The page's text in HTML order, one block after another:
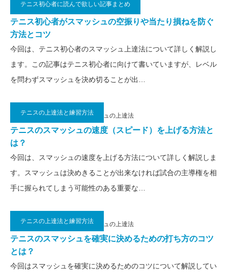
テニス初心者に読んで欲しい記事まとめ
2019.03.18 テニスのスマッシュの上達法
テニス初心者がスマッシュの空振りや当たり損ねを防ぐ
方法とコツ
今回は、テニス初心者のスマッシュ上達法について詳しく解説し
ます。この記事はテニス初心者に向けて書いていますが、レベル
を問わずスマッシュを決め切ることが出…
テニスの上達法と練習方法
2019.02.26 テニスのスマッシュの上達法
テニスのスマッシュの速度（スピード）を上げる方法と
は？
今回は、スマッシュの速度を上げる方法について詳しく解説しま
す。スマッシュは決めきることが出来なければ試合の主導権を相
手に握られてしまう可能性のある重要な…
テニスの上達法と練習方法
2019.02.23 テニスのスマッシュの上達法
テニスのスマッシュを確実に決めるための打ち方のコツ
とは？
今回はスマッシュを確実に決めるためのコツについて解説してい